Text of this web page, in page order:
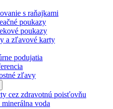
s raňajkami
poukazy
poukazy
a zľavové karty
podujatia
zľavy
cez zdravotnú poisťovňu
minerálna voda